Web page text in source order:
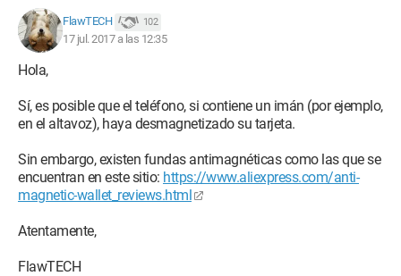
FlawTECH 102
17 jul. 2017 a las 12:35
Hola,
Sí, es posible que el teléfono, si contiene un imán (por ejemplo,
en el altavoz), haya desmagnetizado su tarjeta.
Sin embargo, existen fundas antimagnéticas como las que se
encuentran en este sitio: https://www.aliexpress.com/anti-
magnetic-wallet_reviews.html
Atentamente,
FlawTECH